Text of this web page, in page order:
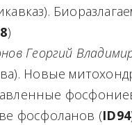
)
Георгий
Новые
фосфоланов (ID94